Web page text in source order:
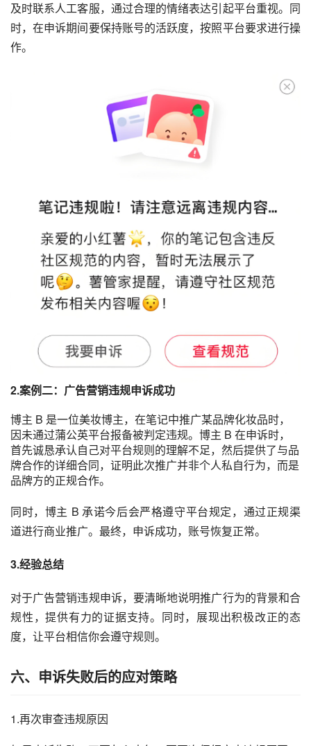
及时联系人工客服，通过合理的情绪表达引起平台重视。同
时，在申诉期间要保持账号的活跃度，按照平台要求进行操
作。
2.案例二：广告营销违规申诉成功
博主 B 是一位美妆博主，在笔记中推广某品牌化妆品时，
因未通过蒲公英平台报备被判定违规。博主 B 在申诉时，
首先诚恳承认自己对平台规则的理解不足，然后提供了与品
牌合作的详细合同，证明此次推广并非个人私自行为，而是
品牌方的正规合作。
同时，博主 B 承诺今后会严格遵守平台规定，通过正规渠
道进行商业推广。最终，申诉成功，账号恢复正常。
3.经验总结
对于广告营销违规申诉，要清晰地说明推广行为的背景和合
规性，提供有力的证据支持。同时，展现出积极改正的态
度，让平台相信你会遵守规则。
六、申诉失败后的应对策略
1.再次审查违规原因